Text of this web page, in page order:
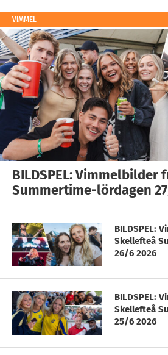
VIMMEL
BILDSPEL: Vimmelbilder
Summertime-lördagen
BILDSPEL:
Skellefteå
26/6 2026
BILDSPEL:
Skellefteå
25/6 2026